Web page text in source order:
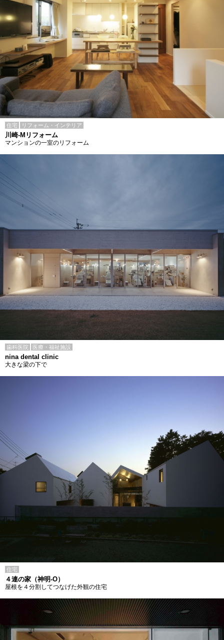
住宅 リフォーム・インテリア
川崎-Mリフォーム
マンションの一室のリフォーム
歯科医院 医療・福祉施設
nina dental clinic
大きな梁の下で
住宅
４連の家（神明-O）
屋根を４分割してつなげた外観の住宅